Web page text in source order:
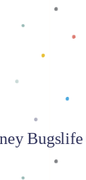
Baca
Bugslife